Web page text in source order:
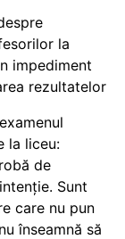
la
impediment
rezultatelor
la liceu:
de
Sunt
care nu pun
înseamnă să